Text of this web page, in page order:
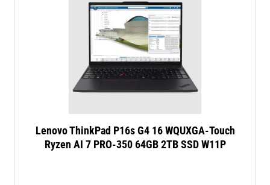
Lenovo ThinkPad P16s G4 16 WQUXGA-Touch
Ryzen AI 7 PRO-350 64GB 2TB SSD W11P